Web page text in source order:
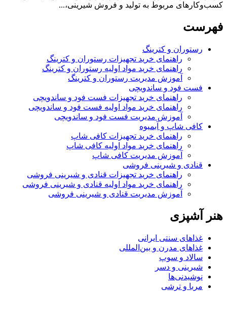
کسب‌وکارهای مربوط به تولید و فروش شیرینی،...
فهرست
رستوران و کترینگ
راهنمای خرید تجهیزات رستوران و کترینگ
راهنمای خرید مواد اولیه رستوران و کترینگ
آموزش مدیریت رستوران و کترینگ
فست فود و ساندویچی
راهنمای خرید تجهیزات فست فود و ساندویچی
راهنمای خرید مواد اولیه فست فود و ساندویچی
آموزش مدیریت فست فود و ساندویچی
کافی شاپ و آبمیوه
راهنمای خرید تجهیزات کافی شاپ
راهنمای خرید مواد اولیه کافی‌ شاپ‌
آموزش مدیریت کافی شاپ
قنادی و شیرینی فروشی
راهنمای خرید تجهیزات قنادی و شیرینی فروشی
راهنمای خرید مواد اولیه قنادی و شیرینی فروشی
آموزش مدیریت قنادی و شیرینی فروشی
هنر آشپزی
غذاهای سنتی ایرانی
غذاهای مدرن و بین‌المللی
سالاد و سوپ
شیرینی و دسر
نوشیدنی‌ها
مربا و ترشی